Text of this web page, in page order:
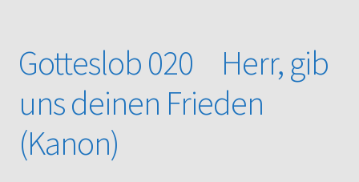
Über uns
Gotteslob 020 Herr, gib
uns deinen Frieden
(Kanon)